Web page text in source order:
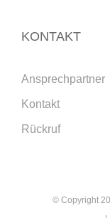
KONTAKT
Ansprechpartner
Kontakt
Rückruf
© Copyright